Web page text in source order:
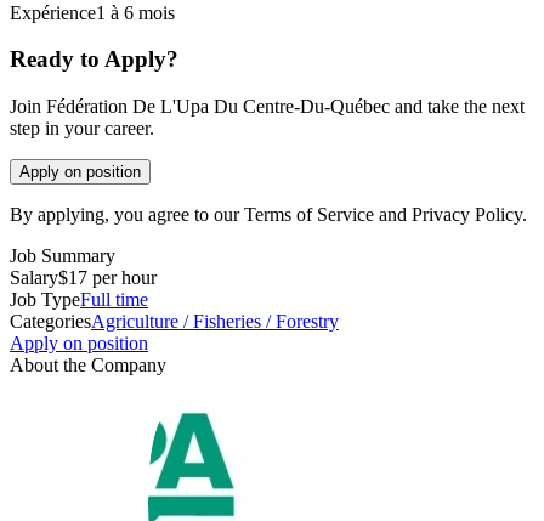
Expérience1 à 6 mois
Ready to Apply?
Join Fédération De L'Upa Du Centre-Du-Québec and take the next
step in your career.
Apply on position
By applying, you agree to our Terms of Service and Privacy Policy.
Job Summary
Salary$17 per hour
Job TypeFull time
CategoriesAgriculture / Fisheries / Forestry
Apply on position
About the Company